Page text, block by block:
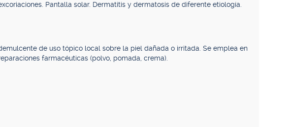
Pantalla solar. Dermatitis y dermatosis de diferente etiología.
de uso tópico local sobre la piel dañada o irritada. Se emplea en
farmacéuticas (polvo, pomada, crema).